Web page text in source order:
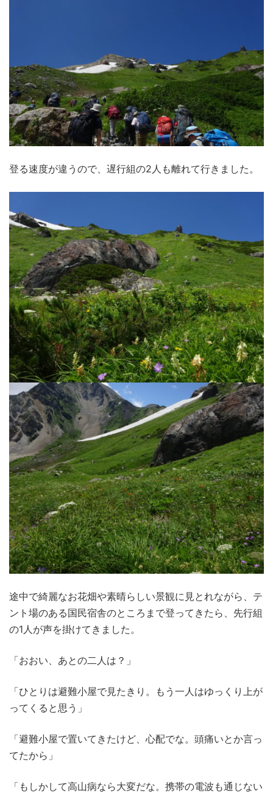
登る速度が違うので、遅行組の2人も離れて行きました。
途中で綺麗なお花畑や素晴らしい景観に見とれながら、テ
ント場のある国民宿舎のところまで登ってきたら、先行組
の1人が声を掛けてきました。
「おおい、あとの二人は？」
「ひとりは避難小屋で見たきり。もう一人はゆっくり上が
ってくると思う」
「避難小屋で置いてきたけど、心配でな。頭痛いとか言っ
てたから」
「もしかして高山病なら大変だな。携帯の電波も通じない